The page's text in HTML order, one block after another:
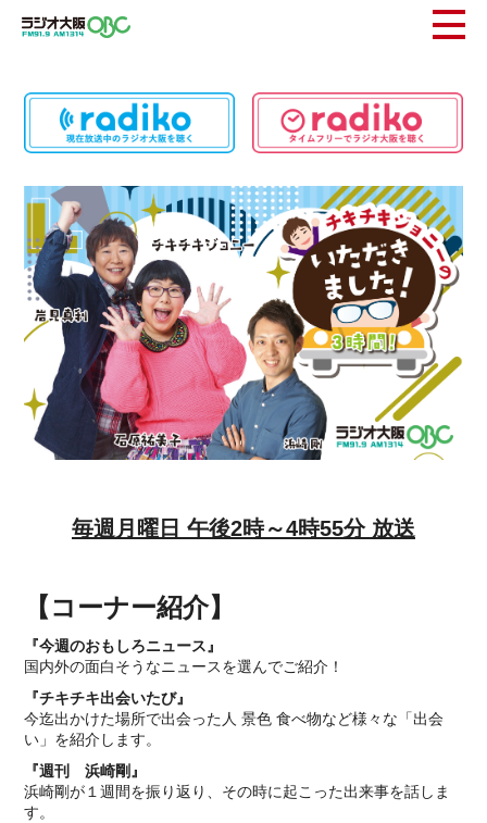
毎週月曜日 午後2時～4時55分 放送
【コーナー紹介】
『今週のおもしろニュース』
国内外の面白そうなニュースを選んでご紹介！
『チキチキ出会いたび』
今迄出かけた場所で出会った人 景色 食べ物など様々な「出会
い」を紹介します。
『週刊 浜崎剛』
浜崎剛が１週間を振り返り、その時に起こった出来事を話しま
す。